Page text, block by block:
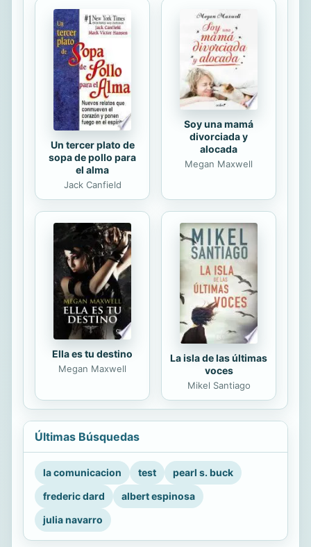
Minecraft, te explica los trucos y
técnicas que debes conocer para
descubrir todas las posibilidades que
ofrece el videojuego. ¡Nunca más
volverás a encontrarte atrapado!
Un tercer plato de
sopa de pollo para
el alma
Jack Canfield
Soy una mamá
divorciada y
alocada
Megan Maxwell
Ella es tu destino
Megan Maxwell
La isla de las últimas
voces
Mikel Santiago
Últimas Búsquedas
la comunicacion test
pearl s. buck
frederic dard
albert espinosa
julia navarro